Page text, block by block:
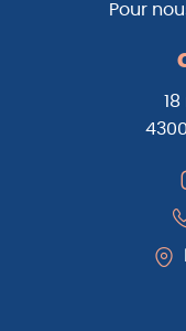
Pour
18